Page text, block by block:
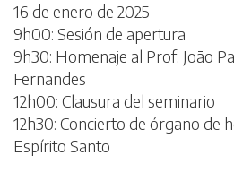
16 de enero de 2025
9h00: Sesión de apertura
9h30: Homenaje al Prof. João
Fernandes
12h00: Clausura del seminario
12h30: Concierto de órgano de
Espírito Santo